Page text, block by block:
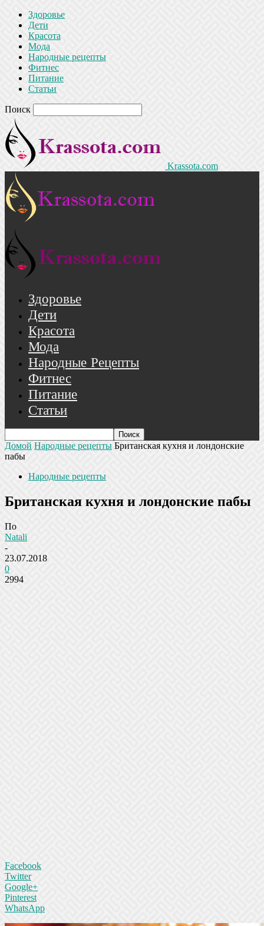
Здоровье
Дети
Красота
Мода
Народные рецепты
Фитнес
Питание
Статьи
Поиск
Krassota.com
Здоровье
Дети
Красота
Мода
Народные Рецепты
Фитнес
Питание
Статьи
Домой Народные рецепты Британская кухня и лондонские
пабы
Народные рецепты
Британская кухня и лондонские пабы
По
Natali
-
23.07.2018
0
2994
Facebook
Twitter
Google+
Pinterest
WhatsApp